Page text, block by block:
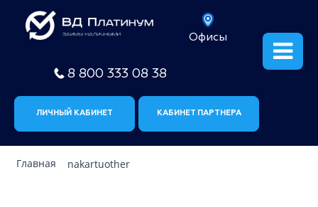
Офисы
8 800 333 08 38
ЛИЧНЫЙ КАБИНЕТ КАБИНЕТ ПАРТНЕРА
Главная nakartuother